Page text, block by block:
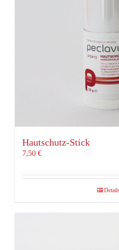
Hautschutz-Stick
7,50 €